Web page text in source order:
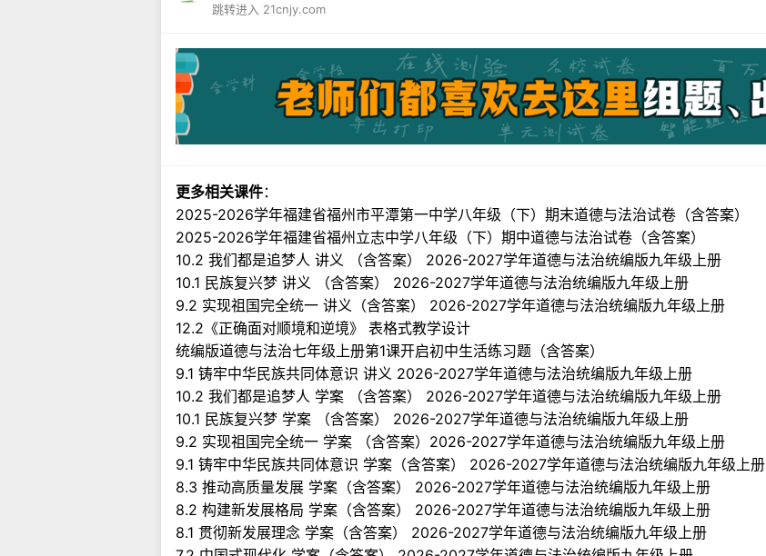
跳转进入 21cnjy.com
更多相关课件：
2025-2026学年福建省福州市平潭第一中学八年级（下）期末道德与法治试卷（含答案）
2025-2026学年福建省福州立志中学八年级（下）期中道德与法治试卷（含答案）
10.2 我们都是追梦人 讲义 （含答案） 2026-2027学年道德与法治统编版九年级上册
10.1 民族复兴梦 讲义 （含答案） 2026-2027学年道德与法治统编版九年级上册
9.2 实现祖国完全统一 讲义（含答案） 2026-2027学年道德与法治统编版九年级上册
12.2《正确面对顺境和逆境》 表格式教学设计
统编版道德与法治七年级上册第1课开启初中生活练习题（含答案）
9.1 铸牢中华民族共同体意识 讲义 2026-2027学年道德与法治统编版九年级上册
10.2 我们都是追梦人 学案 （含答案） 2026-2027学年道德与法治统编版九年级上册
10.1 民族复兴梦 学案 （含答案） 2026-2027学年道德与法治统编版九年级上册
9.2 实现祖国完全统一 学案 （含答案）2026-2027学年道德与法治统编版九年级上册
9.1 铸牢中华民族共同体意识 学案（含答案） 2026-2027学年道德与法治统编版九年级上册
8.3 推动高质量发展 学案（含答案） 2026-2027学年道德与法治统编版九年级上册
8.2 构建新发展格局 学案（含答案） 2026-2027学年道德与法治统编版九年级上册
8.1 贯彻新发展理念 学案（含答案） 2026-2027学年道德与法治统编版九年级上册